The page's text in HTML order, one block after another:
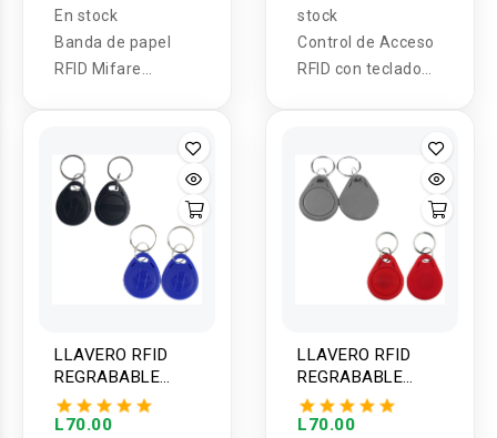
En stock
Banda de papel
RFID Mifare
Polipropileno/Térm
ico
stock
Control de Acceso
RFID con teclado
LLAVERO RFID
REGRABABLE
125KHZ
L70.00
LLAVERO RFID
REGRABABLE
13.56MHZ
L70.00